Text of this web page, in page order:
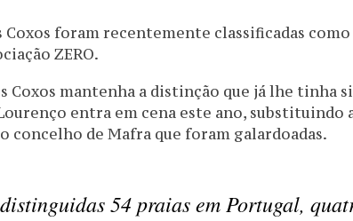
Coxos foram recentemente classificadas
ZERO.
Coxos mantenha a distinção que já lhe tinha
entra em cena este ano, substituindo
concelho de Mafra que foram galardoadas.
54 praias em Portugal,